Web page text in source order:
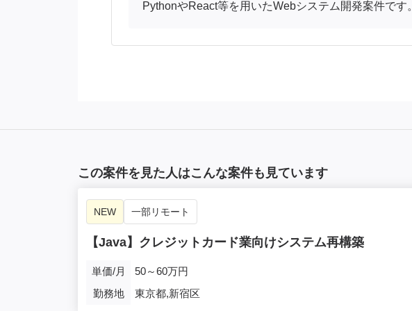
PythonやReact等を用いたWebシステム開発案件です
この案件を見た人はこんな案件も見ています
NEW 一部リモート
【Java】クレジットカード業向けシステム再構築
単価/月
50～60万円
勤務地
東京都,新宿区